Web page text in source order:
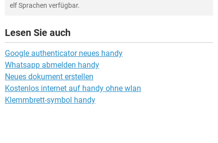
elf Sprachen verfügbar.
Lesen Sie auch
Google authenticator neues handy
Whatsapp abmelden handy
Neues dokument erstellen
Kostenlos internet auf handy ohne wlan
Klemmbrett-symbol handy